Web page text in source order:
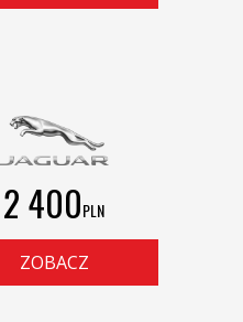
2 400PLN
ZOBACZ